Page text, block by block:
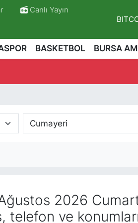
Canlı Yayın
BASKETBOL BURSA
2026
telefon ve